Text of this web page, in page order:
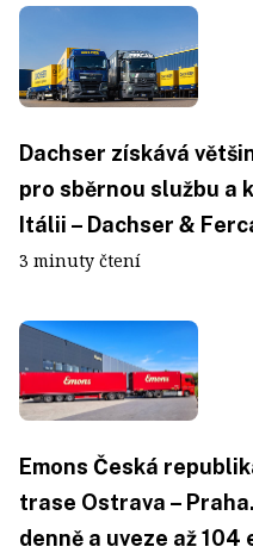
Dachser získává
pro sběrnou službu a
Itálii – Dachser &
3 minuty čtení
Emons Česká
trase Ostrava –
denně a uveze až 104